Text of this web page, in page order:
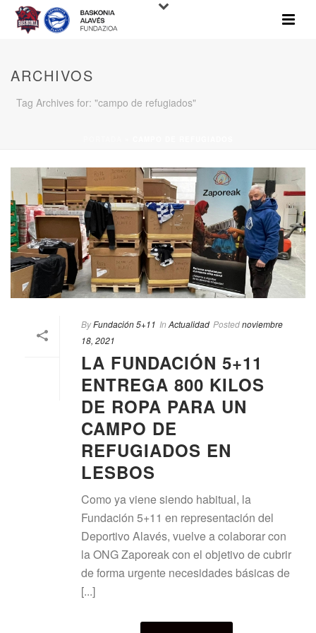
ARCHIVOS
Tag Archives for: "campo de refugiados"
ByFundación 5+11 In Actualidad Postednoviembre
18, 2021
LA FUNDACIÓN 5+11
ENTREGA 800 KILOS
DE ROPA PARA UN
CAMPO DE
REFUGIADOS EN
LESBOS
Como ya viene siendo habitual, la
Fundación 5+11 en representación del
Deportivo Alavés, vuelve a colaborar con
la ONG Zaporeak con el objetivo de cubrir
de forma urgente necesidades básicas de
[...]